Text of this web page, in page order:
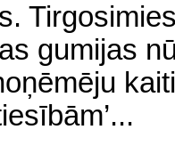
gumijas